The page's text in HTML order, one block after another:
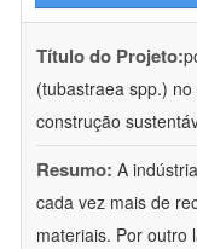
Título do Projeto:
(tubastraea spp.)
construção
Resumo: A
cada vez mais de
materiais. Por outro